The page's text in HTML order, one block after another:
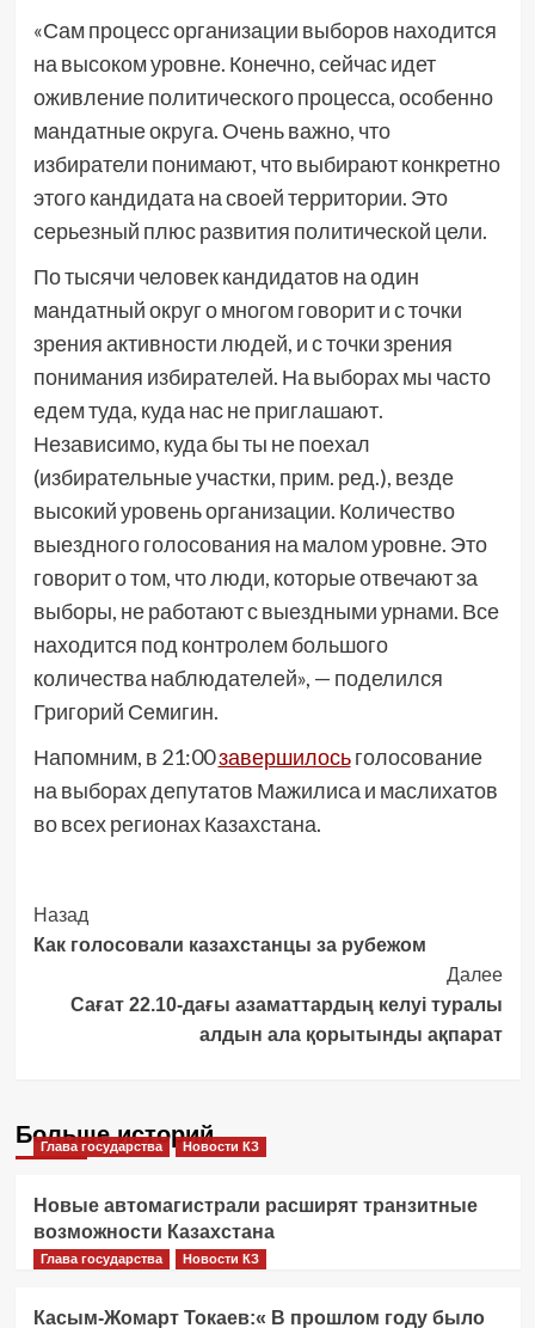
«Сам процесс организации выборов находится
на высоком уровне. Конечно, сейчас идет
оживление политического процесса, особенно
мандатные округа. Очень важно, что
избиратели понимают, что выбирают конкретно
этого кандидата на своей территории. Это
серьезный плюс развития политической цели.
По тысячи человек кандидатов на один
мандатный округ о многом говорит и с точки
зрения активности людей, и с точки зрения
понимания избирателей. На выборах мы часто
едем туда, куда нас не приглашают.
Независимо, куда бы ты не поехал
(избирательные участки, прим. ред.), везде
высокий уровень организации. Количество
выездного голосования на малом уровне. Это
говорит о том, что люди, которые отвечают за
выборы, не работают с выездными урнами. Все
находится под контролем большого
количества наблюдателей», — поделился
Григорий Семигин.
Напомним, в 21:00завершилосьголосование
на выборах депутатов Мажилиса и маслихатов
во всех регионах Казахстана.
Post
Navigation
Назад
Как голосовали казахстанцы за рубежом
Далее
Сағат 22.10-дағы азаматтардың келуі туралы
алдын ала қорытынды ақпарат
Больше историй
Глава государства Новости КЗ
Новые автомагистрали расширят транзитные
возможности Казахстана
Глава государства Новости КЗ
Касым-Жомарт Токаев:« В прошлом году было